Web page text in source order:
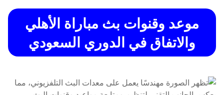
موعد وقنوات بث مباراة الأهلي
والاتفاق في الدوري السعودي